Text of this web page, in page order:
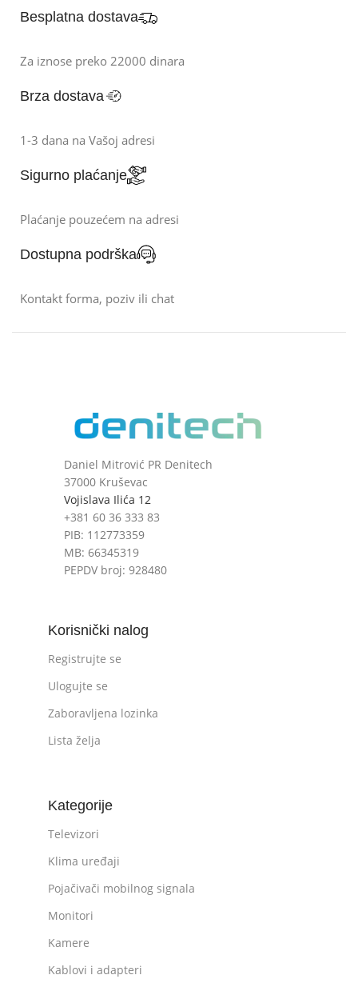
Besplatna dostava
Za iznose preko 22000 dinara
Brza dostava
1-3 dana na Vašoj adresi
Sigurno plaćanje
Plaćanje pouzećem na adresi
Dostupna podrška
Kontakt forma, poziv ili chat
Daniel Mitrović PR Denitech
37000 Kruševac
Vojislava Ilića 12
+381 60 36 333 83
PIB: 112773359
MB: 66345319
PEPDV broj: 928480
Korisnički nalog
Registrujte se
Ulogujte se
Zaboravljena lozinka
Lista želja
Kategorije
Televizori
Klima uređaji
Pojačivači mobilnog signala
Monitori
Kamere
Kablovi i adapteri